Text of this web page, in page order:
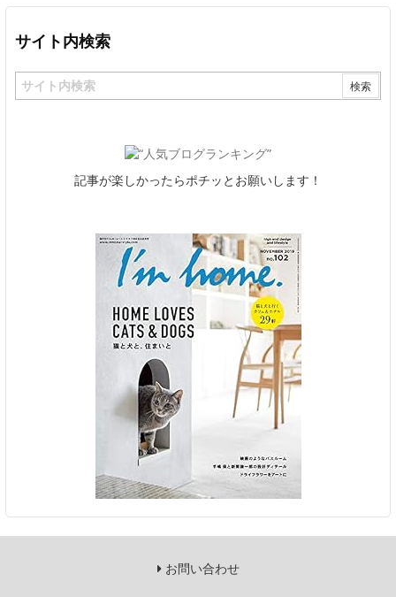
サイト内検索
記事が楽しかったらポチッとお願いします！
お問い合わせ